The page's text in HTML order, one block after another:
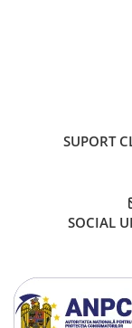
SUPORT
SOCIAL